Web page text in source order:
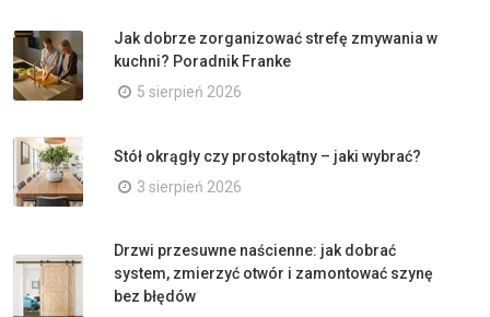
Jak dobrze zorganizować strefę zmywania w
kuchni? Poradnik Franke
5 sierpień 2026
Stół okrągły czy prostokątny – jaki wybrać?
3 sierpień 2026
Drzwi przesuwne naścienne: jak dobrać
system, zmierzyć otwór i zamontować szynę
bez błędów